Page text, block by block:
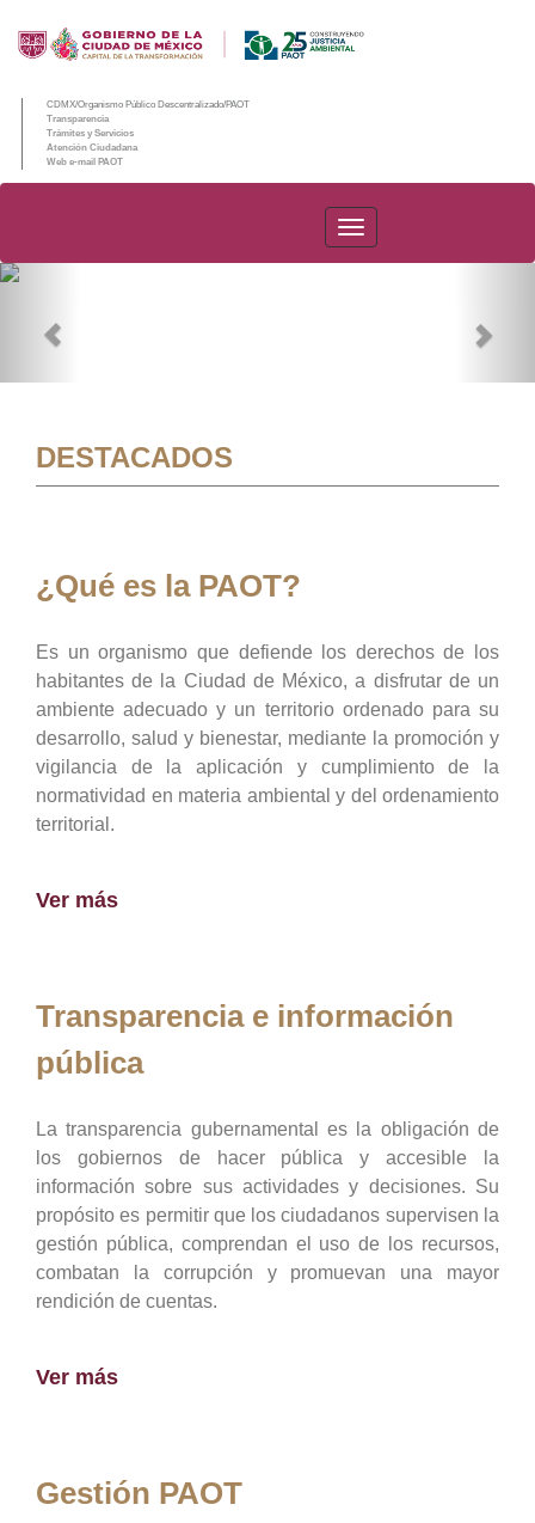
CDMX/Organismo Público Descentralizado/PAOT
Transparencia
Trámites y Servicios
Atención Ciudadana
Web e-mail PAOT
PAOT
DESTACADOS
¿Qué es la PAOT?
Es un organismo que defiende los derechos de los
habitantes de la Ciudad de México, a disfrutar de un
ambiente adecuado y un territorio ordenado para su
desarrollo, salud y bienestar, mediante la promoción y
vigilancia de la aplicación y cumplimiento de la
normatividad en materia ambiental y del ordenamiento
territorial.
Ver más
Transparencia e información
pública
La transparencia gubernamental es la obligación de
los gobiernos de hacer pública y accesible la
información sobre sus actividades y decisiones. Su
propósito es permitir que los ciudadanos supervisen la
gestión pública, comprendan el uso de los recursos,
combatan la corrupción y promuevan una mayor
rendición de cuentas.
Ver más
Gestión PAOT